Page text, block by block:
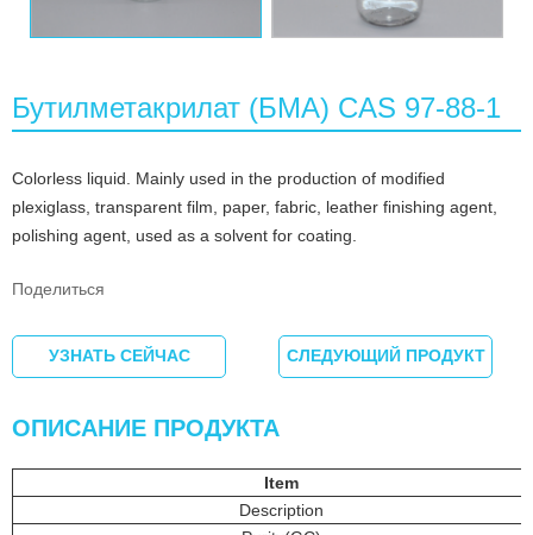
Бутилметакрилат (БМА) CAS 97-88-1
Colorless liquid. Mainly used in the production of modified
plexiglass, transparent film, paper, fabric, leather finishing agent,
polishing agent, used as a solvent for coating.
Поделиться
УЗНАТЬ СЕЙЧАС СЛЕДУЮЩИЙ ПРОДУКТ
ОПИСАНИЕ ПРОДУКТА
Item
Description